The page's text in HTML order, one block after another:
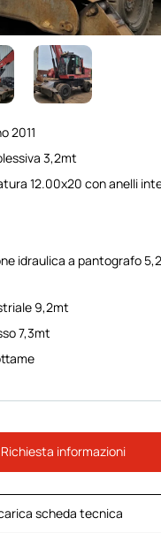
2011
3,2mt
12.00x20 con anelli
idraulica a pantografo
9,2mt
7,3mt
Richiesta informazioni
scheda tecnica